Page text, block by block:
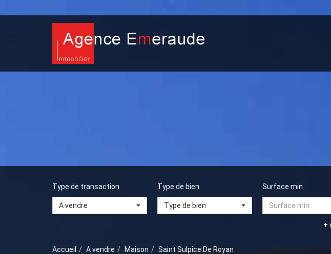
Type de transaction
A vendre
Type de bien
Type de bien
Surface min
+
Accueil A vendre Maison Saint Sulpice De Royan